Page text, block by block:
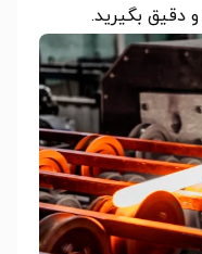
دقیق بگیرید.